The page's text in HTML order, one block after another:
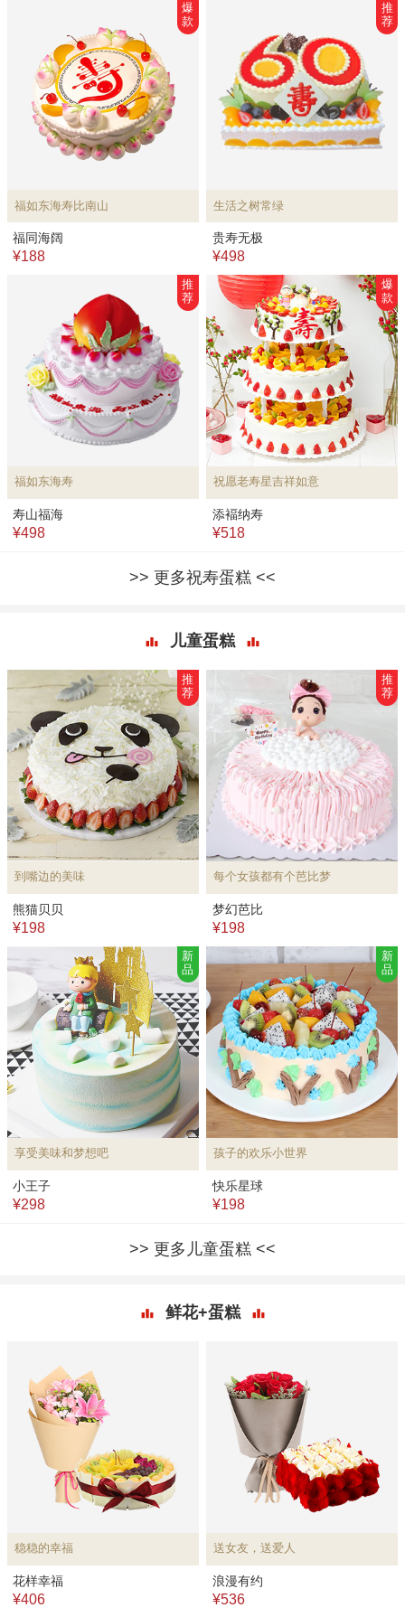
福如东海寿比南山
爆
款
福同海阔
¥188
生活之树常绿
推
荐
贵寿无极
¥498
福如东海寿
推
荐
寿山福海
¥498
祝愿老寿星吉祥如意
爆
款
添褔纳寿
¥518
更多祝寿蛋糕
儿童蛋糕
到嘴边的美味
推
荐
熊猫贝贝
¥198
每个女孩都有个芭比梦
推
荐
梦幻芭比
¥198
享受美味和梦想吧
新
品
小王子
¥298
孩子的欢乐小世界
新
品
快乐星球
¥198
更多儿童蛋糕
鲜花+蛋糕
稳稳的幸福
花样幸福
¥406
送女友，送爱人
浪漫有约
¥536